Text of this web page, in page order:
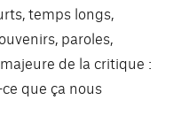
temps longs,
paroles,
de la critique :
que ça nous